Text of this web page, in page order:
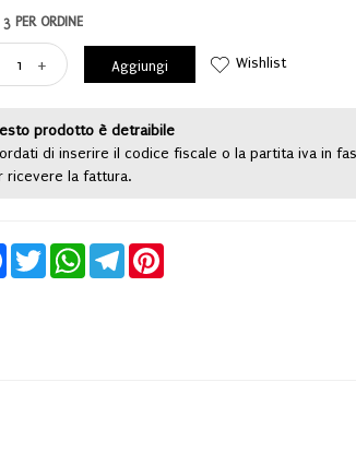
PER ORDINE
+ Aggiungi Wishlist
prodotto è detraibile
di inserire il codice fiscale o la partita iva in
ricevere la fattura.
FacebookTwitter WhatsAppTelegram